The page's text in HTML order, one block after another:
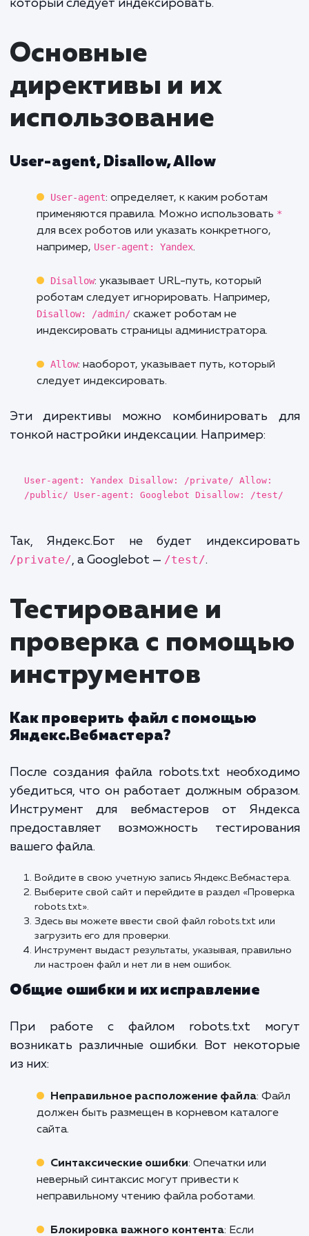
сайта.
Пример базового файла robots.txt:
User-agent: * Disallow: /private/ Allow:
ЗдесьUser-agent: *говорит, что
применяются ко всем поисковым
Disallowуказывает путь, который не
индексировать, а
который следует индексировать.
Основные
директивы и их
использование
User-agent: определяет, к каким роботам
например,User-agent: Yandex.
роботам следует игнорировать. Например,
Disallow: /admin/
индексировать страницы администратора.
Allow: наоборот, указывает путь, который
Эти директивы можно комбинировать
User-agent: Yandex Disallow: /private/ Allow:
/public/ User-agent: Googlebot Disallow: /
Так, Яндекс.Бот не будет
/private/, а Googlebot —/test/.
Тестирование и
проверка с
инструментов
Как проверить файл с помощью
Яндекс.Вебмастера?
После создания файла robots.txt
Инструмент для вебмастеров от
предоставляет возможность